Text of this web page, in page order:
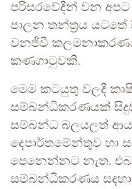
පරිසරවේදීන් වන
පාලන තන්ත්‍රය
වනජීවී
කණගාටුවකි.
මෙම කටයුතු වලදී
සම්බන්ධීකරණයක්
සම්බන්ධ බලයලත්
දෙපාර්තමේන්තුව
පෙනෙන්නට නැත.
සම්බන්ධීකරණය සඳහා